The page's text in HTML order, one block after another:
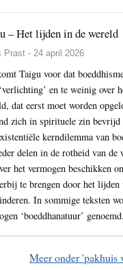
– Het lijden in de wereld
Prast - 24 april 2026
Taigu voor dat
en te weinig over
dat eerst moet worden
zich in spirituele zin bevrijd
kerndilemma van
delen in de rotheid van
het vermogen beschikken
te brengen door het lijden
In sommige teksten
‘boeddhanatuur’ genoemd.
Meer onder 'pakhuis